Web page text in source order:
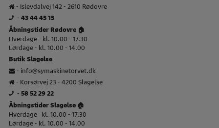
- Islevdalvej 142 - 2610 Rødovre
- 43 44 45 15
Åbningstider Rødovre 🏠
Hverdage - kl. 10.00 - 17.30
Lørdage - kl. 10.00 - 14.00
Butik Slagelse
- info@symaskinetorvet.dk
- Korsørvej 23 - 4200 Slagelse
- 58 52 29 22
Åbningstider Slagelse 🏠
Hverdage kl. 10.00 - 17.30
Lørdage - kl. 10.00 - 14.00